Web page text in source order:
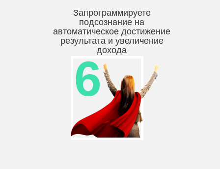
Запрограммируете
подсознание на
автоматическое достижение
результата и увеличение
дохода
6